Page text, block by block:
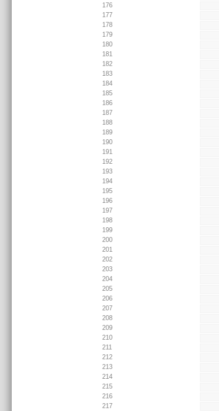
176
177
178
179
180
181
182
183
184
185
186
187
188
189
190
191
192
193
194
195
196
197
198
199
200
201
202
203
204
205
206
207
208
209
210
211
212
213
214
215
216
217